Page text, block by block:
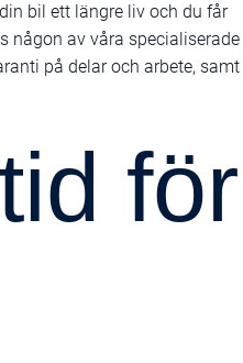
bil ett längre liv och du får
någon av våra specialiserade
på delar och arbete, samt
för